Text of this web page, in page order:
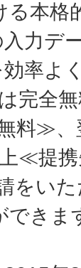
る本格
力デ
率よ
完全
料≫
≪提
をい
できま